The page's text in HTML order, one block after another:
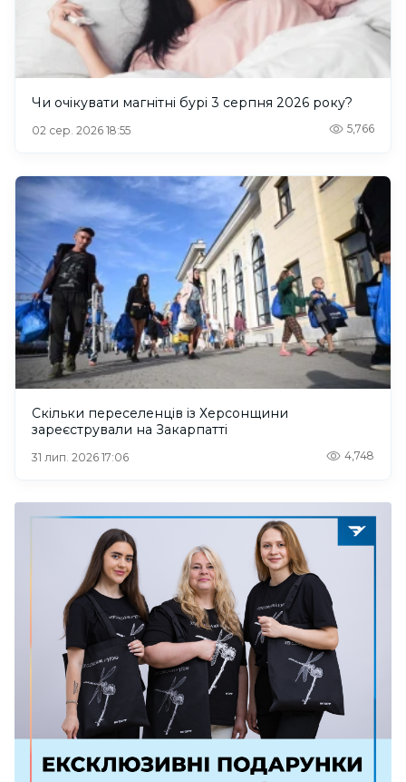
Чи очікувати магнітні бурі 3 серпня 2026 року?
02 сер. 2026 18:55 5,766
Скільки переселенців із Херсонщини
зареєстрували на Закарпатті
31 лип. 2026 17:06 4,748